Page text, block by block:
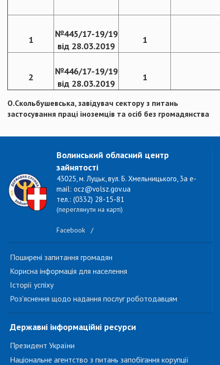
1
№445/17-19/19
від 28.03.2019
1
2
№446/17-19/19
від 28.03.2019
1
О.Скольбушевська, завідувач сектору з питань
застосування праці іноземців та осіб без громадянства
Волинський обласний центр
зайнятості
43025, м. Луцьк, вул. Б. Хмельницького, 3а e-
mail: ocz@volsz.gov.ua
тел.: (0332) 28-15-81
(переглянути на карті)
Facebook /
Поширені запитання громадян
Корисна інформація для населення
Історії успіху
Роз'яснення щодо надання послуг роботодавцям
Державні інформаційні ресурси
Президент України
Національне агентство з питань запобігання корупції